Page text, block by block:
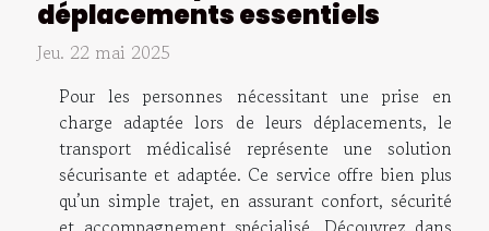
déplacements essentiels
Jeu. 22 mai 2025
Pour les personnes nécessitant une prise en
charge adaptée lors de leurs déplacements, le
transport médicalisé représente une solution
sécurisante et adaptée. Ce service offre bien plus
qu’un simple trajet, en assurant confort, sécurité